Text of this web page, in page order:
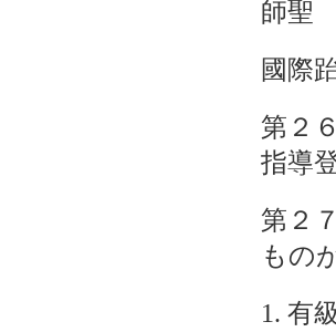
師聖
國際
第２
指導
第２
もの
有